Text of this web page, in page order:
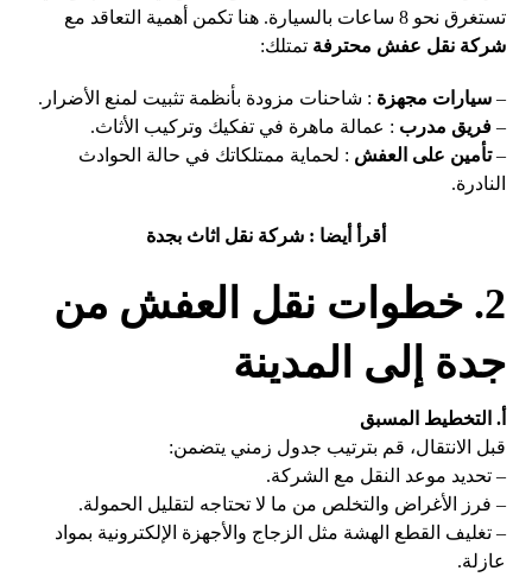
تستغرق نحو 8 ساعات بالسيارة. هنا تكمن أهمية التعاقد مع
شركة نقل عفش محترفة تمتلك:
– سيارات مجهزة : شاحنات مزودة بأنظمة تثبيت لمنع الأضرار.
–فريق مدرب : عمالة ماهرة في تفكيك وتركيب الأثاث.
–تأمين على العفش : لحماية ممتلكاتك في حالة الحوادث
النادرة.
أقرأ أيضا : شركة نقل اثاث بجدة
2. خطوات نقل العفش من
جدة إلى المدينة
أ. التخطيط المسبق
قبل الانتقال، قم بترتيب جدول زمني يتضمن:
– تحديد موعد النقل مع الشركة.
– فرز الأغراض والتخلص من ما لا تحتاجه لتقليل الحمولة.
– تغليف القطع الهشة مثل الزجاج والأجهزة الإلكترونية بمواد
عازلة.